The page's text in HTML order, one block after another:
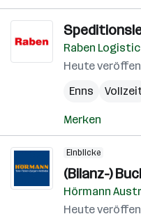
Raben
Heute
Enns
Merken
Einblicke
(Bilanz-)
Hörmann
Heute